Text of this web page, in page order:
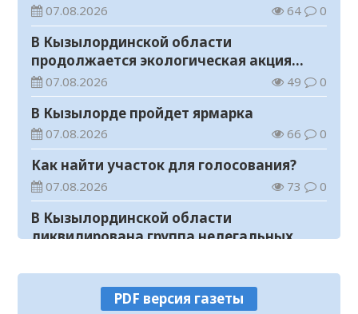
07.08.2026 64 0
В Кызылординской области
продолжается экологическая акция
«Таза Қазақстан»
07.08.2026 49 0
В Кызылорде пройдет ярмарка
07.08.2026 66 0
Как найти участок для голосования?
07.08.2026 73 0
В Кызылординской области
ликвидирована группа нелегальных
Аким области ознакомился с работой
племенного хозяйства в
PDF версия газеты